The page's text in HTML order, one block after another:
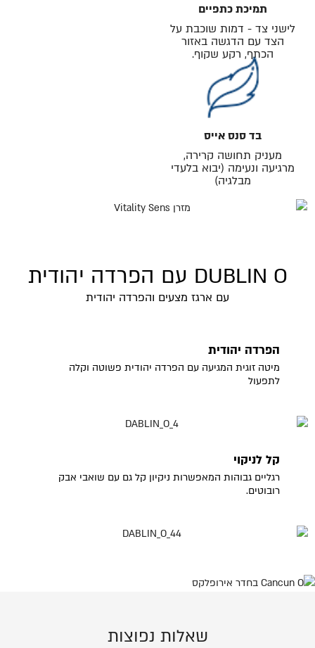
תמיכת כתפיים
לישני צד - דמות שוכבת על
הצד עם הדגשה באזור
הכתף, רקע שקוף.
בד סנס אייס
מעניק תחושה קרירה,
מרגיעה ונעימה (יבוא בלעדי
מבלגיה)
DUBLIN O עם הפרדה יהודית
עם ארגז מצעים והפרדה יהודית
הפרדה יהודית
מיטה זוגית המגיעה עם הפרדה יהודית פשוטה וקלה
לתפעול
קל לניקוי
רגליים גבוהות המאפשרות ניקיון קל גם עם שואבי אבק
רובוטים.
שאלות נפוצות